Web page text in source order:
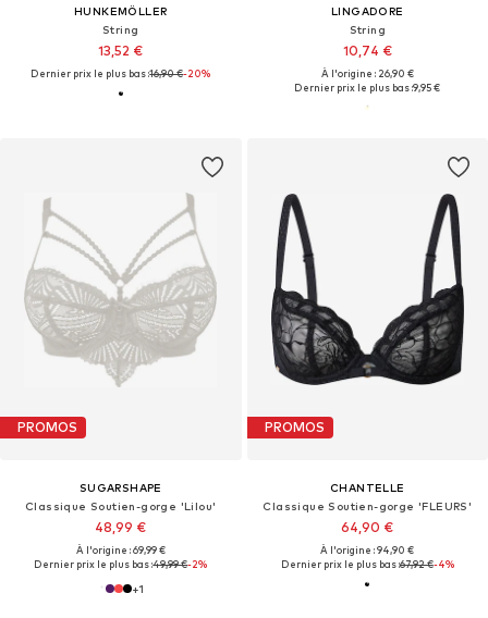
HUNKEMÖLLER
String
13,52 €
Dernier prix le plus bas :16,90 €-20%
LINGADORE
String
10,74 €
À l'origine : 26,90 €
Dernier prix le plus bas :9,95 €
PROMOS
SUGARSHAPE
Classique Soutien-gorge 'Lilou'
48,99 €
À l'origine : 69,99 €
Dernier prix le plus bas :49,99 €-2%
+1
PROMOS
CHANTELLE
Classique Soutien-gorge 'FLEURS'
64,90 €
À l'origine : 94,90 €
Dernier prix le plus bas :67,92 €-4%